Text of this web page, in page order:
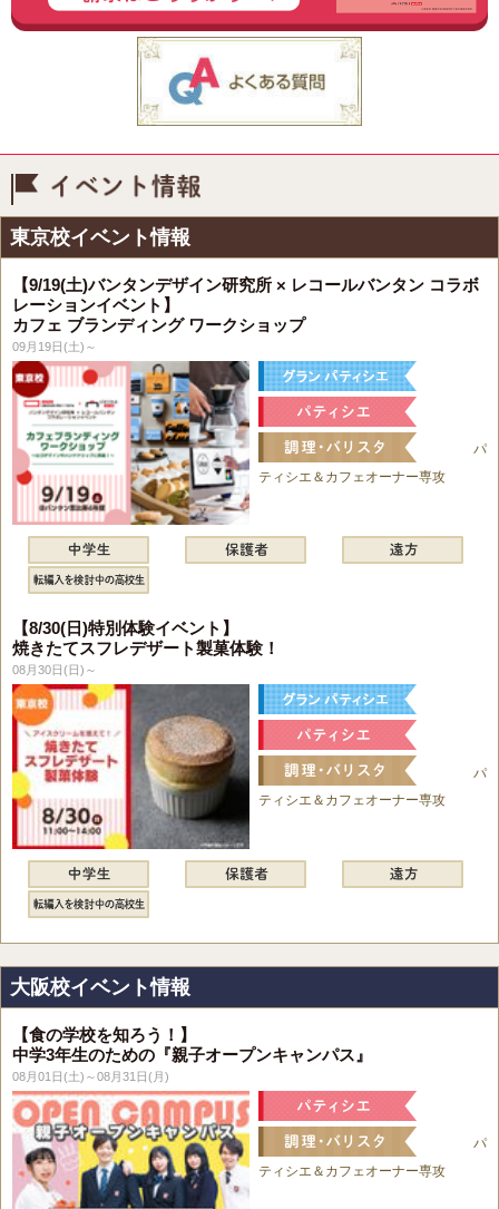
東京校イベント情報
【9/19(土)バンタンデザイン研究所 × レコールバンタン コラボ
レーションイベント】
カフェ ブランディング ワークショップ
09月19日(土)～
パ
ティシエ＆カフェオーナー専攻
【8/30(日)特別体験イベント】
焼きたてスフレデザート製菓体験！
08月30日(日)～
パ
ティシエ＆カフェオーナー専攻
大阪校イベント情報
【食の学校を知ろう！】
中学3年生のための『親子オープンキャンパス』
08月01日(土)～08月31日(月)
パ
ティシエ＆カフェオーナー専攻